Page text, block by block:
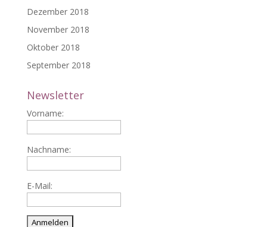
Dezember 2018
November 2018
Oktober 2018
September 2018
Newsletter
Vorname:
Nachname:
E-Mail: